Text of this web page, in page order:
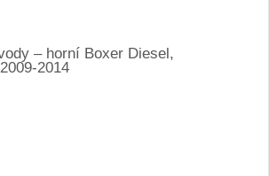
– horní Boxer Diesel,
2014